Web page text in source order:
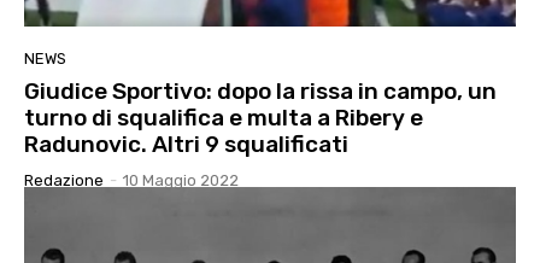
NEWS
Giudice Sportivo: dopo la rissa in campo, un
turno di squalifica e multa a Ribery e
Radunovic. Altri 9 squalificati
Redazione - 10 Maggio 2022